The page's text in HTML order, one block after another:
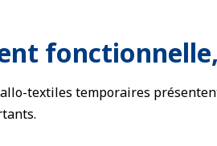
textiles temporaires